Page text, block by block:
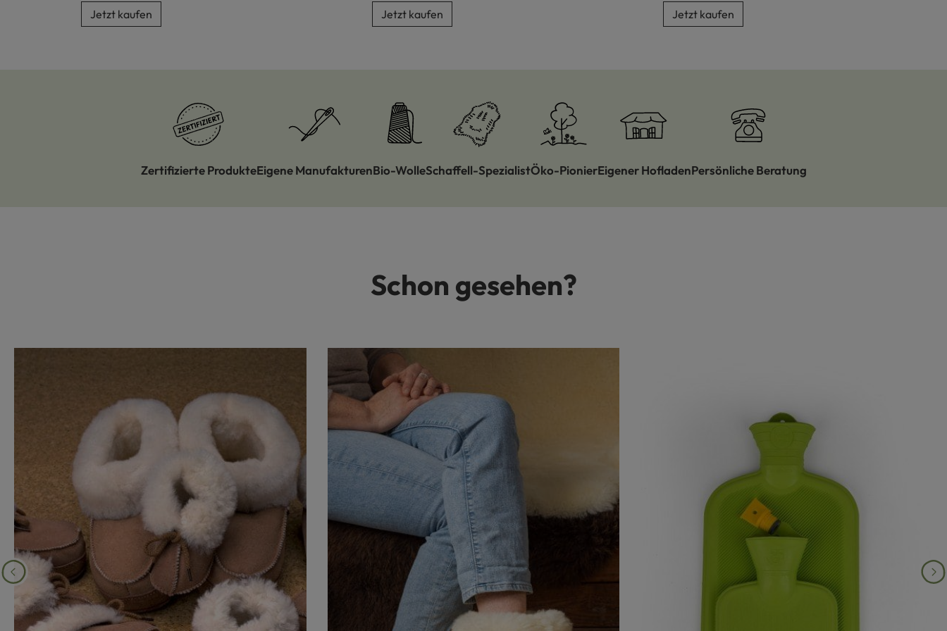
Jetzt kaufen Jetzt kaufen Jetzt kaufen
Zertifizierte ProdukteEigene ManufakturenBio-WolleSchaffell-SpezialistÖko-PionierEigener HofladenPersönliche Beratung
Schon gesehen?